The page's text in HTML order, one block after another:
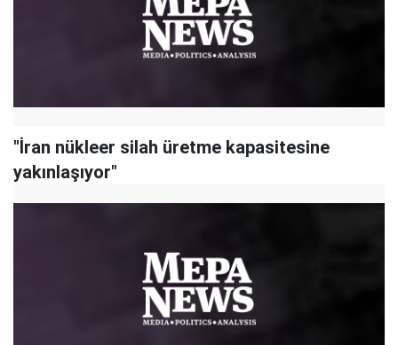
"İran nükleer silah üretme kapasitesine
yakınlaşıyor"